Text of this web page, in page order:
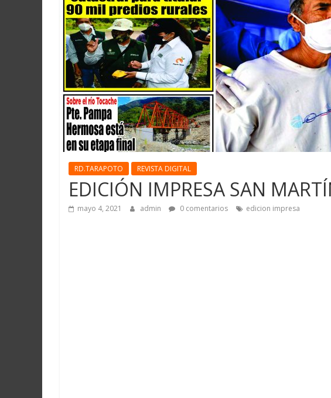
Martín
Loreto
RD.TARAPOTO REVISTA DIGITAL
EDICIÓN IMPRESA SAN
mayo 4, 2021 admin 0 comentarios edicion impresa